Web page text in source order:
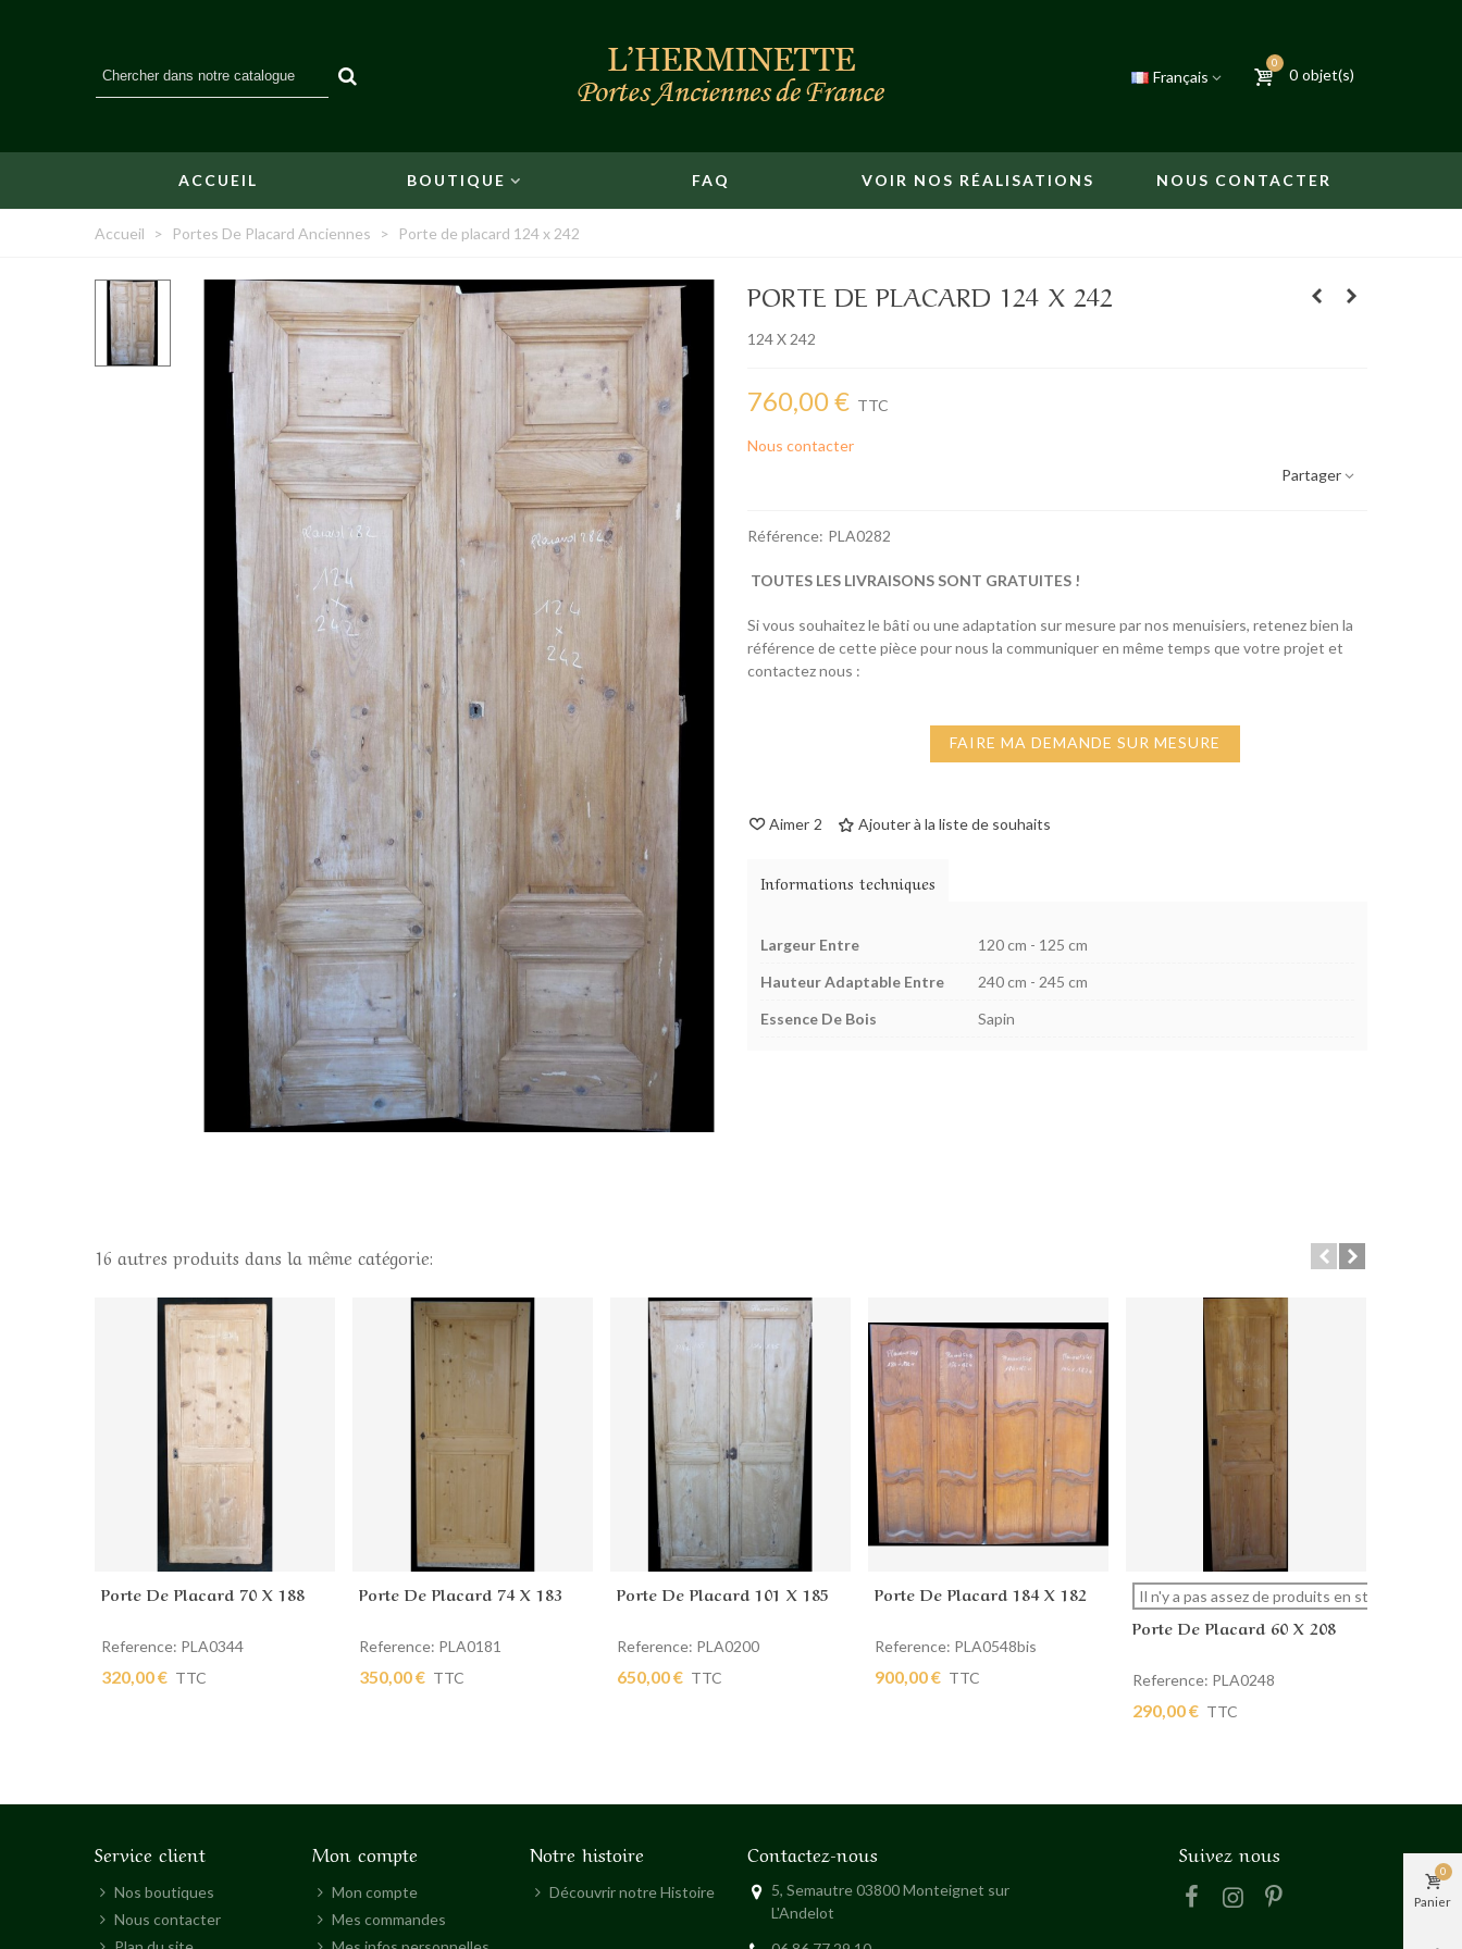
Français
0
0 objet(s)
ACCUEIL BOUTIQUE FAQ VOIR NOS RÉALISATIONS NOUS CONTACTER
Accueil > Portes De Placard Anciennes > Porte de placard 124 x 242
PORTE DE PLACARD 124 X 242
124 X 242
760,00 € TTC
Nous contacter
Partager
Référence: PLA0282
TOUTES LES LIVRAISONS SONT GRATUITES !
Si vous souhaitez le bâti ou une adaptation sur mesure par nos menuisiers, retenez bien la
référence de cette pièce pour nous la communiquer en même temps que votre projet et
contactez nous :
FAIRE MA DEMANDE SUR MESURE
Aimer 2 Ajouter à la liste de souhaits
Informations techniques
Largeur Entre
120 cm - 125 cm
Hauteur Adaptable Entre
240 cm - 245 cm
Essence De Bois
Sapin
16 autres produits dans la même catégorie:
Ajouter au panier
Porte De Placard 70 X 188
Reference: PLA0344
320,00 € TTC
Ajouter au panier
Porte De Placard 74 X 183
Reference: PLA0181
350,00 € TTC
Ajouter au panier
Porte De Placard 101 X 185
Reference: PLA0200
650,00 € TTC
Ajouter au panier
Porte De Placard 184 X 182
Reference: PLA0548bis
900,00 € TTC
Afficher plus
Il n'y a pas assez de produits en stock.
Porte De Placard 60 X 208
Reference: PLA0248
290,00 € TTC
Service client
Nos boutiques
Nous contacter
Mon compte
Mon compte
Mes commandes
Notre histoire
Découvrir notre Histoire
Contactez-nous
5, Semautre 03800 Monteignet sur
L'Andelot
Suivez nous
Panier
0